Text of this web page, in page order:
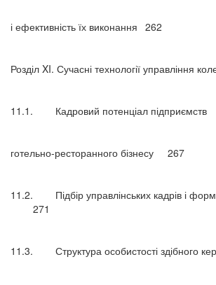
і ефективність їх виконання 262
Розділ XI. Сучасні технології управління
11.1. Кадровий потенціал підприємств
готельно-ресторанного бізнесу 267
11.2.
Підбір управлінських кадрів і
271
11.3. Структура особистості здібного